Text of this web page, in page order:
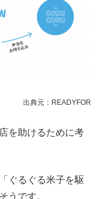
出典元：READYFOR
を助けるために考
ぐるぐる米子を駆
うです。